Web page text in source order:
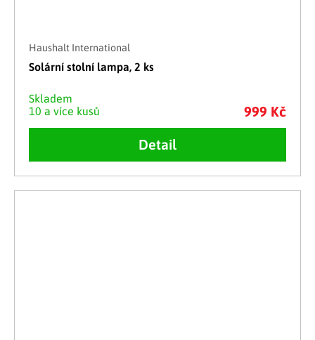
Haushalt International
Solární stolní lampa, 2 ks
Skladem
10 a více kusů
999 Kč
Detail